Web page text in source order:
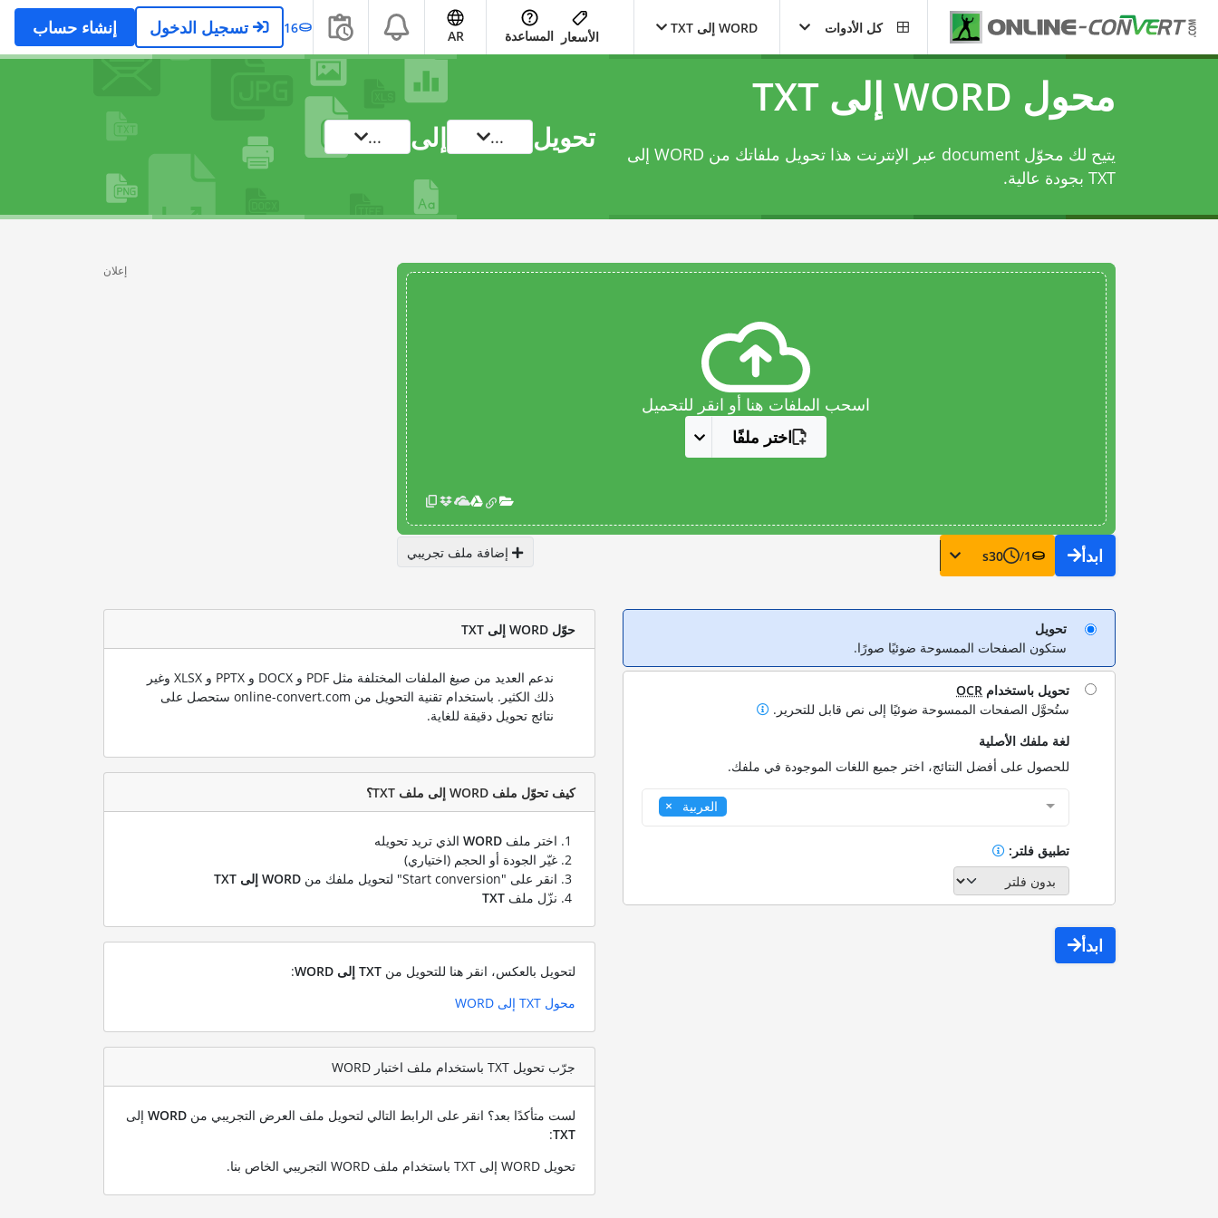
كل الأدوات WORD إلى TXT
الأسعار المساعدة AR
16 تسجيل الدخول إنشاء حساب
محول WORD إلى TXT
يتيح لك محوّل document عبر الإنترنت هذا تحويل ملفاتك من WORD إلى
TXT بجودة عالية.
تحويل ... إلى ...
اسحب الملفات هنا أو انقر للتحميل
اختر ملفًا
ابدأ 1
/
30
s إضافة ملف تجريبي
إعلان
تحويل
ستكون الصفحات الممسوحة ضوئيًا صورًا.
تحويل باستخدام OCR
ستُحوَّل الصفحات الممسوحة ضوئيًا إلى نص قابل للتحرير.
لغة ملفك الأصلية
للحصول على أفضل النتائج، اختر جميع اللغات الموجودة في ملفك.
العربية
تطبيق فلتر:
ابدأ
حوّل WORD إلى TXT
ندعم العديد من صيغ الملفات المختلفة مثل PDF و DOCX و PPTX و XLSX وغير
ذلك الكثير. باستخدام تقنية التحويل من online-convert.com ستحصل على
نتائج تحويل دقيقة للغاية.
كيف تحوّل ملف WORD إلى ملف TXT؟
اختر ملف WORD الذي تريد تحويله
غيّر الجودة أو الحجم (اختياري)
انقر على "Start conversion" لتحويل ملفك من
WORD إلى TXT
نزّل ملف TXT
لتحويل بالعكس، انقر هنا للتحويل من TXT إلى WORD
:
محول TXT إلى WORD
جرّب تحويل TXT باستخدام ملف اختبار WORD
لست متأكدًا بعد؟ انقر على الرابط التالي لتحويل ملف العرض التجريبي من WORD إلى
TXT
:
تحويل WORD إلى TXT باستخدام ملف WORD التجريبي الخاص بنا
.